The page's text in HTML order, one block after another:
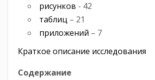
рисунков - 42
таблиц – 21
приложений – 7
Краткое описание исследования
Содержание